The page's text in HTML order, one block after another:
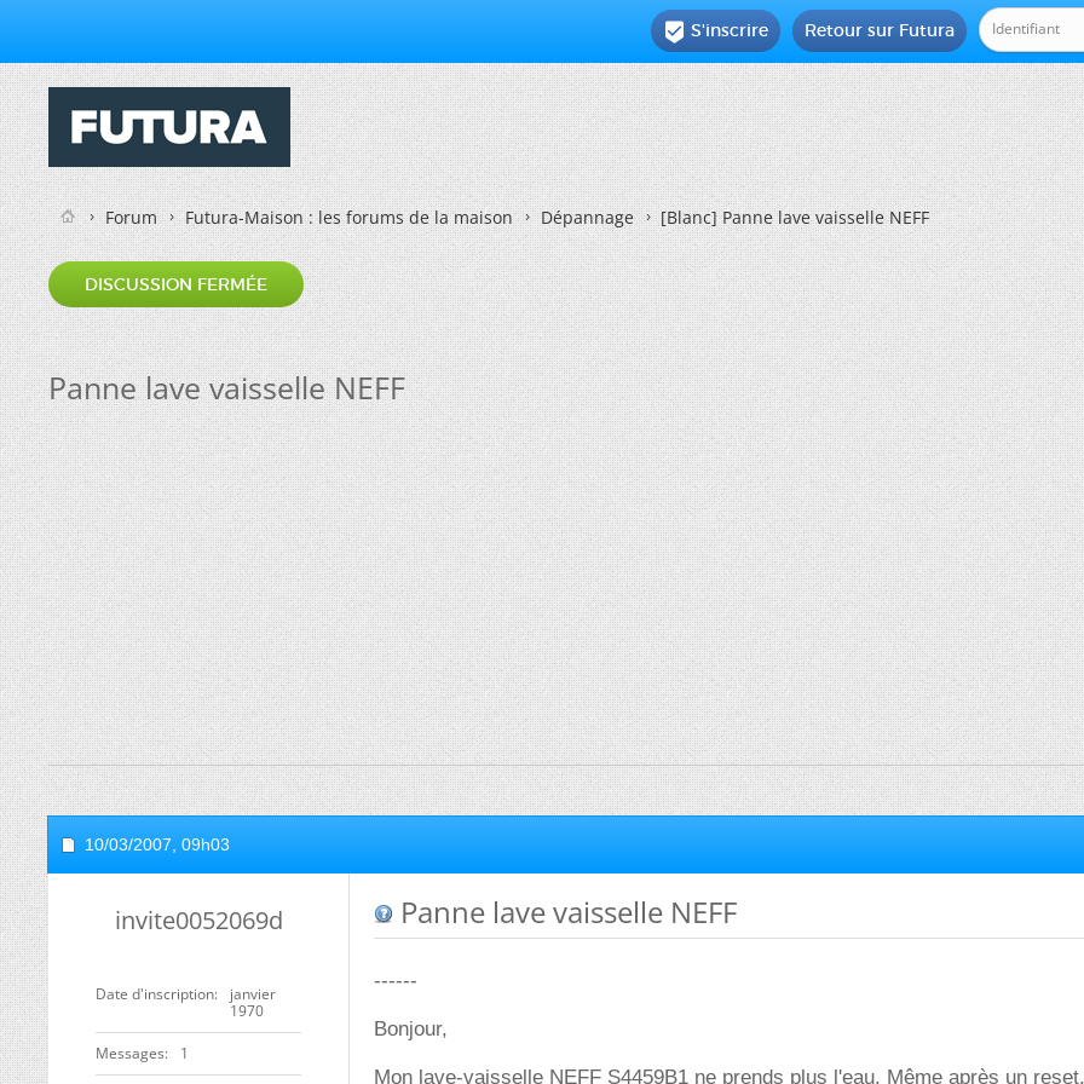
Retour sur Futura
 S'inscrire
Forum Futura-Maison : les forums de la maison Dépannage [Blanc]Panne lave vaisselle NEFF
DISCUSSION FERMÉE
Panne lave vaisselle NEFF
10/03/2007, 09h03
invite0052069d
Date d'inscription
janvier
1970
Messages 1
Panne lave vaisselle NEFF
------
Bonjour,
Mon lave-vaisselle NEFF S4459B1 ne prends plus l'eau. Même après un reset.